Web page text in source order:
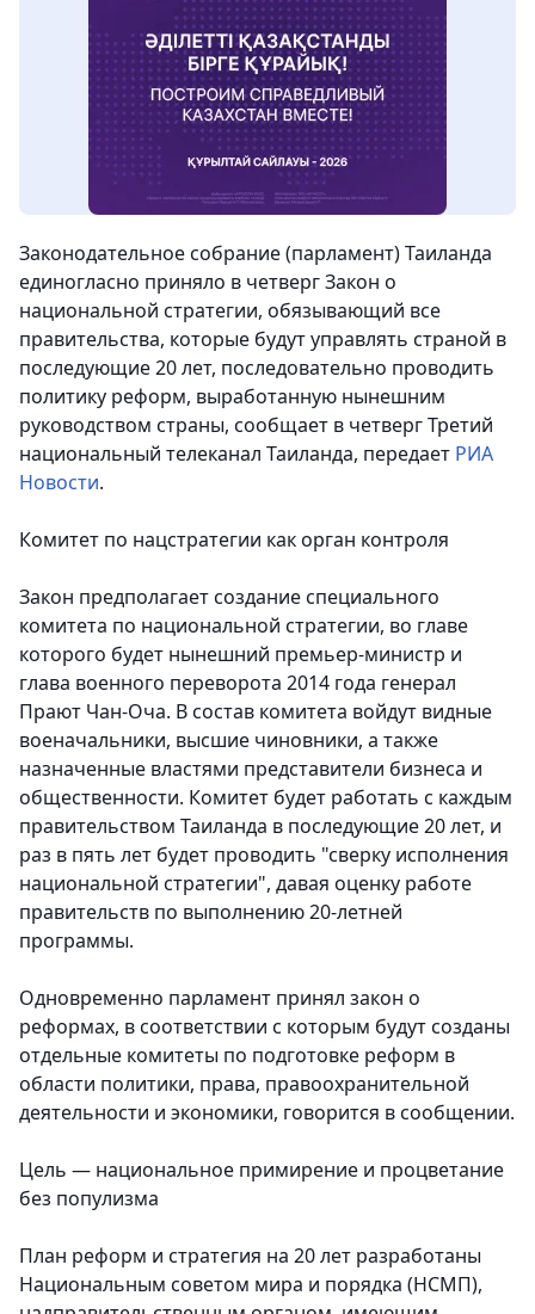
Законодательное собрание (парламент) Таиланда
единогласно приняло в четверг Закон о
национальной стратегии, обязывающий все
правительства, которые будут управлять страной в
последующие 20 лет, последовательно проводить
политику реформ, выработанную нынешним
руководством страны, сообщает в четверг Третий
национальный телеканал Таиланда, передает РИА
Новости.
Комитет по нацстратегии как орган контроля
Закон предполагает создание специального
комитета по национальной стратегии, во главе
которого будет нынешний премьер-министр и
глава военного переворота 2014 года генерал
Прают Чан-Оча. В состав комитета войдут видные
военачальники, высшие чиновники, а также
назначенные властями представители бизнеса и
общественности. Комитет будет работать с каждым
правительством Таиланда в последующие 20 лет, и
раз в пять лет будет проводить "сверку исполнения
национальной стратегии", давая оценку работе
правительств по выполнению 20-летней
программы.
Одновременно парламент принял закон о
реформах, в соответствии с которым будут созданы
отдельные комитеты по подготовке реформ в
области политики, права, правоохранительной
деятельности и экономики, говорится в сообщении.
Цель — национальное примирение и процветание
без популизма
План реформ и стратегия на 20 лет разработаны
Национальным советом мира и порядка (НСМП),